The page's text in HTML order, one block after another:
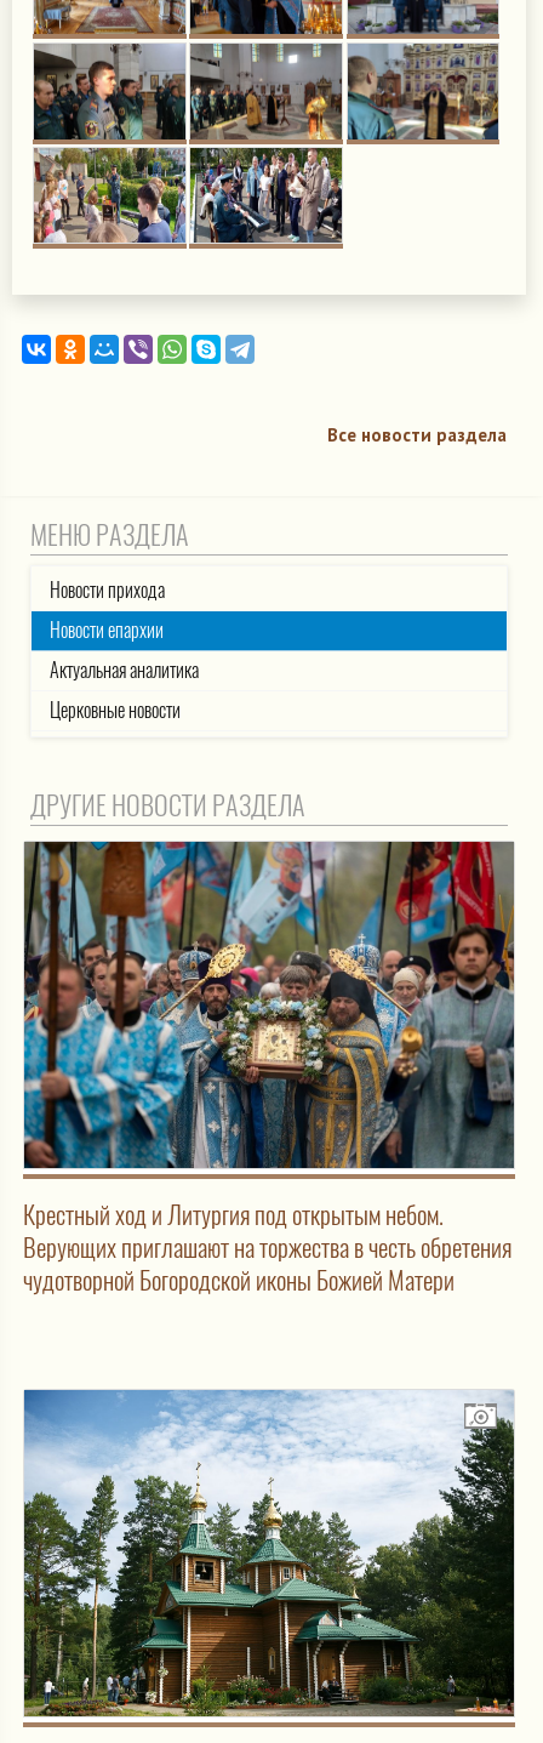
Все новости раздела
МЕНЮ РАЗДЕЛА
Новости прихода
Новости епархии
Актуальная аналитика
Церковные новости
ДРУГИЕ НОВОСТИ РАЗДЕЛА
Крестный ход и Литургия под открытым небом.
Верующих приглашают на торжества в честь обретения
чудотворной Богородской иконы Божией Матери